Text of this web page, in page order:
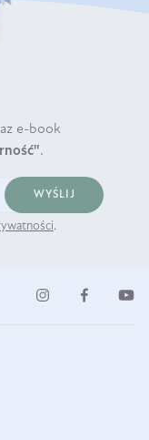
e-book
.
WYŚLIJ
.